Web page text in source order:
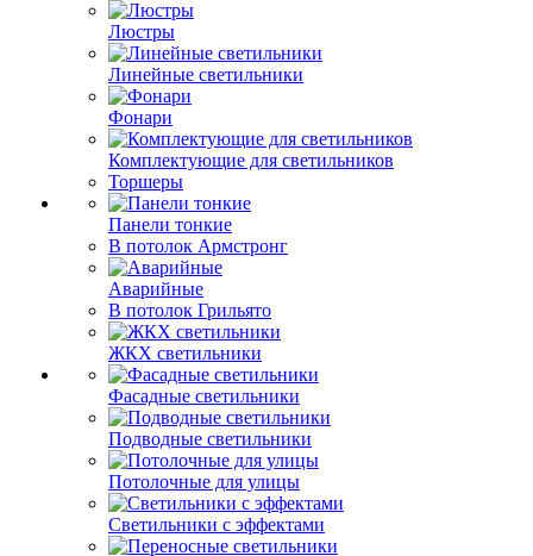
Люстры
Линейные светильники
Фонари
Комплектующие для светильников
Торшеры
Панели тонкие
В потолок Армстронг
Аварийные
В потолок Грильято
ЖКХ светильники
Фасадные светильники
Подводные светильники
Потолочные для улицы
Светильники с эффектами